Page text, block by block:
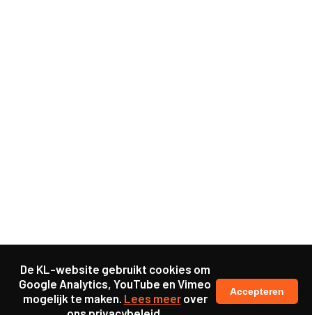
De KL-website gebruikt cookies om
Google Analytics, YouTube en Vimeo
mogelijk te maken. Lees meerover
Accepteren